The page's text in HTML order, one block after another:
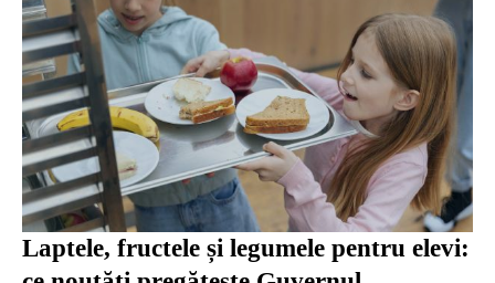
Laptele, fructele și legumele pentru elevi: